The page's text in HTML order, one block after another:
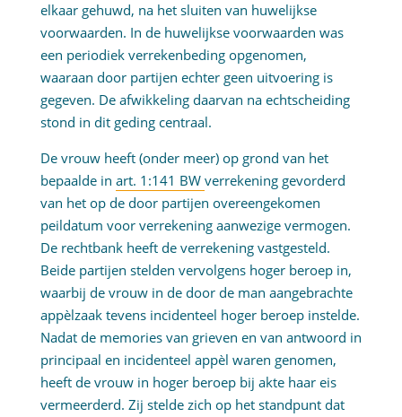
elkaar gehuwd, na het sluiten van huwelijkse
voorwaarden. In de huwelijkse voorwaarden was
een periodiek verrekenbeding opgenomen,
waaraan door partijen echter geen uitvoering is
gegeven. De afwikkeling daarvan na echtscheiding
stond in dit geding centraal.
De vrouw heeft (onder meer) op grond van het
bepaalde in art. 1:141 BW verrekening gevorderd
van het op de door partijen overeengekomen
peildatum voor verrekening aanwezige vermogen.
De rechtbank heeft de verrekening vastgesteld.
Beide partijen stelden vervolgens hoger beroep in,
waarbij de vrouw in de door de man aangebrachte
appèlzaak tevens incidenteel hoger beroep instelde.
Nadat de memories van grieven en van antwoord in
principaal en incidenteel appèl waren genomen,
heeft de vrouw in hoger beroep bij akte haar eis
vermeerderd. Zij stelde zich op het standpunt dat